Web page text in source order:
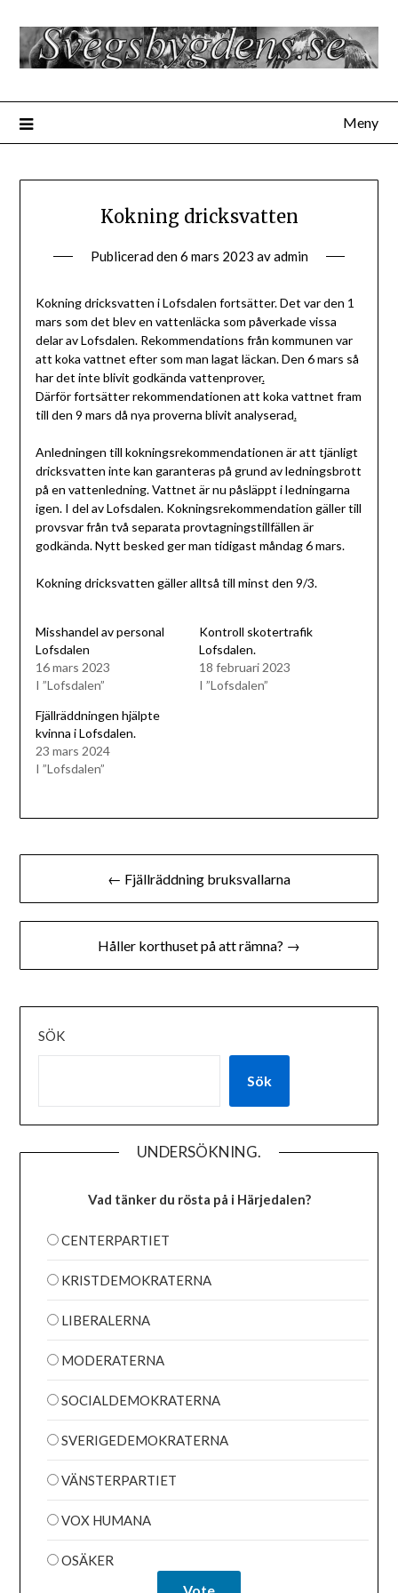
innehåll
Meny
Kokning dricksvatten
Publicerad den6 mars 2023 avadmin
Kokning dricksvatten i Lofsdalen fortsätter. Det var den 1
mars som det blev en vattenläcka som påverkade vissa
delar av Lofsdalen. Rekommendations från kommunen var
att koka vattnet efter som man lagat läckan. Den 6 mars så
har det inte blivit godkända vattenprover.
Därför fortsätter rekommendationen att koka vattnet fram
till den 9 mars då nya proverna blivit analyserad.
Anledningen till kokningsrekommendationen är att tjänligt
dricksvatten inte kan garanteras på grund av ledningsbrott
på en vattenledning. Vattnet är nu påsläppt i ledningarna
igen. I del av Lofsdalen. Kokningsrekommendation gäller till
provsvar från två separata provtagningstillfällen är
godkända. Nytt besked ger man tidigast måndag 6 mars.
Kokning dricksvatten gäller alltså till minst den 9/3.
Misshandel av personal
Lofsdalen
16 mars 2023
I ”Lofsdalen”
Kontroll skotertrafik
Lofsdalen.
18 februari 2023
I ”Lofsdalen”
Fjällräddningen hjälpte
kvinna i Lofsdalen.
23 mars 2024
I ”Lofsdalen”
Inläggsnavigering
← Fjällräddning bruksvallarna
Håller korthuset på att rämna? →
SÖK
Sök
UNDERSÖKNING.
Vad tänker du rösta på i Härjedalen?
CENTERPARTIET
KRISTDEMOKRATERNA
LIBERALERNA
MODERATERNA
SOCIALDEMOKRATERNA
SVERIGEDEMOKRATERNA
VÄNSTERPARTIET
VOX HUMANA
OSÄKER